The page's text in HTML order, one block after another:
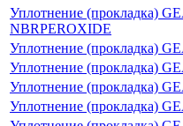
Уплотнение (прокладка)
NBRPEROXIDE
Уплотнение (прокладка)
Уплотнение (прокладка)
Уплотнение (прокладка)
Уплотнение (прокладка)